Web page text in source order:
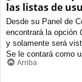
las listas de
Desde su Panel de
encontrará la opción
y solamente será
Se le contará como
Arriba